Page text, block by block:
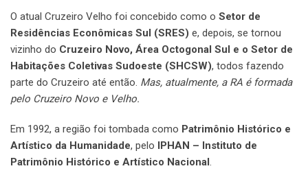
O atual Cruzeiro Velho foi concebido como o Setor de
Residências Econômicas Sul (SRES) e, depois, se tornou
vizinho do Cruzeiro Novo, Área Octogonal Sul e o Setor de
Habitações Coletivas Sudoeste (SHCSW), todos fazendo
parte do Cruzeiro até então. Mas, atualmente, a RA é formada
pelo Cruzeiro Novo e Velho.
Em 1992, a região foi tombada como Patrimônio Histórico e
Artístico da Humanidade, pelo IPHAN – Instituto de
Patrimônio Histórico e Artístico Nacional.